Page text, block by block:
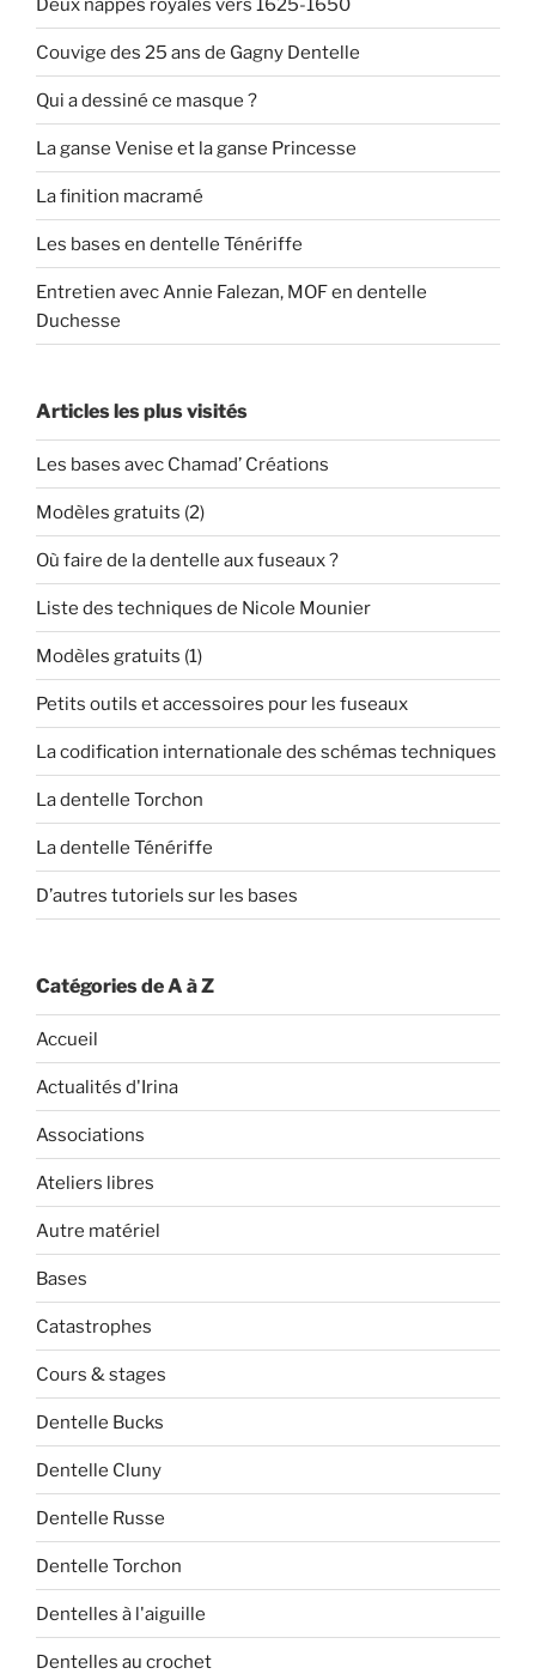
Deux nappes royales vers 1625-1650
Couvige des 25 ans de Gagny Dentelle
Qui a dessiné ce masque ?
La ganse Venise et la ganse Princesse
La finition macramé
Les bases en dentelle Ténériffe
Entretien avec Annie Falezan, MOF en dentelle
Duchesse
Articles les plus visités
Les bases avec Chamad’ Créations
Modèles gratuits (2)
Où faire de la dentelle aux fuseaux ?
Liste des techniques de Nicole Mounier
Modèles gratuits (1)
Petits outils et accessoires pour les fuseaux
La codification internationale des schémas techniques
La dentelle Torchon
La dentelle Ténériffe
D’autres tutoriels sur les bases
Catégories de A à Z
Accueil
Actualités d'Irina
Associations
Ateliers libres
Autre matériel
Bases
Catastrophes
Cours & stages
Dentelle Bucks
Dentelle Cluny
Dentelle Russe
Dentelle Torchon
Dentelles à l'aiguille
Dentelles au crochet